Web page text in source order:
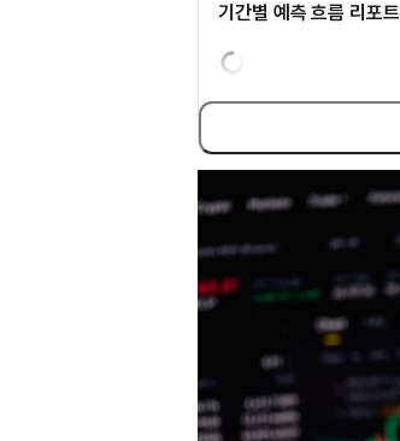
기간별 예측 흐름 리포트